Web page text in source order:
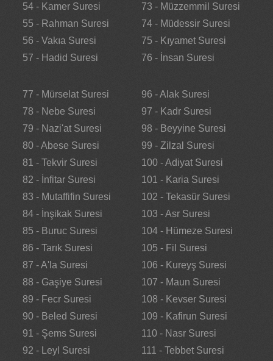
54 - Kamer Suresi
55 - Rahman Suresi
56 - Vakıa Suresi
57 - Hadid Suresi
73 - Müzzemmil Suresi
74 - Müdessir Suresi
75 - Kıyamet Suresi
76 - İnsan Suresi
77 - Mürselat Suresi
78 - Nebe Suresi
79 - Nazi'at Suresi
80 - Abese Suresi
81 - Tekvir Suresi
82 - İnfitar Suresi
83 - Mutaffifin Suresi
84 - İnşikak Suresi
85 - Buruc Suresi
86 - Tarık Suresi
87 - A'la Suresi
88 - Gaşiye Suresi
89 - Fecr Suresi
90 - Beled Suresi
91 - Şems Suresi
92 - Leyl Suresi
96 - Alak Suresi
97 - Kadr Suresi
98 - Beyyine Suresi
99 - Zilzal Suresi
100 - Adiyat Suresi
101 - Karia Suresi
102 - Tekasür Suresi
103 - Asr Suresi
104 - Hümeze Suresi
105 - Fil Suresi
106 - Kureyş Suresi
107 - Maun Suresi
108 - Kevser Suresi
109 - Kafirun Suresi
110 - Nasr Suresi
111 - Tebbet Suresi